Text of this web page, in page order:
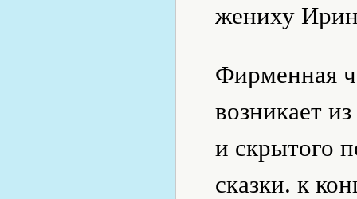
жениху
Фирменная
возникает
и скрытого
сказки. к